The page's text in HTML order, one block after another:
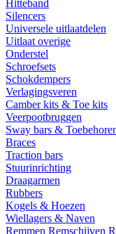
Hitteband
Silencers
Universele uitlaatdelen
Uitlaat overige
Onderstel
Schroefsets
Schokdempers
Verlagingsveren
Camber kits & Toe kits
Veerpootbruggen
Sway bars &
Braces
Traction bars
Stuurinrichting
Draagarmen
Rubbers
Kogels & Hoezen
Wiellagers & Naven
Remmen Remschijven